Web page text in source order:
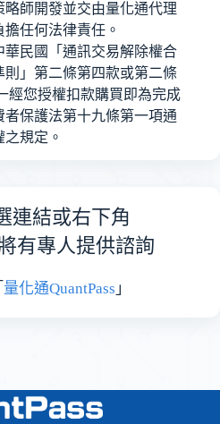
略師開發並交由量化通代理
任何法律責任。
華民國「通訊交易解除權合
則」第二條第四款或第二條
經您授權扣款購買即為完成
者保護法第十九條第一項通
規定。
連結或右下角
有專人提供諮詢
量化通QuantPass 」